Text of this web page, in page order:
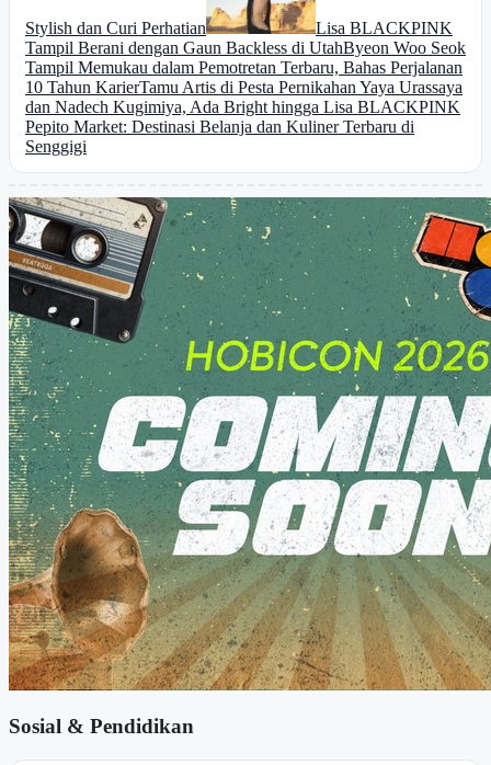
Stylish dan Curi Perhatian
Lisa BLACKPINK
Tampil Berani dengan Gaun Backless di UtahByeon Woo Seok
Tampil Memukau dalam Pemotretan Terbaru, Bahas Perjalanan
10 Tahun KarierTamu Artis di Pesta Pernikahan Yaya Urassaya
dan Nadech Kugimiya, Ada Bright hingga Lisa BLACKPINK
Pepito Market: Destinasi Belanja dan Kuliner Terbaru di
Senggigi
Sosial & Pendidikan